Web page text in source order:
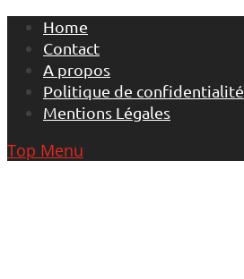
Skip
content
Home
Contact
A propos
Politique de confidentialité
Mentions Légales
Top Menu